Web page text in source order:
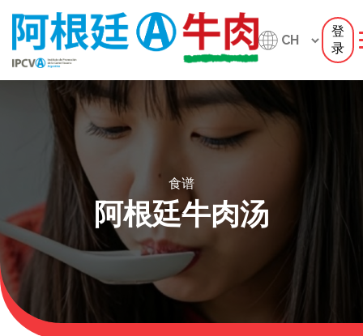
登
录
食谱
阿根廷牛肉汤